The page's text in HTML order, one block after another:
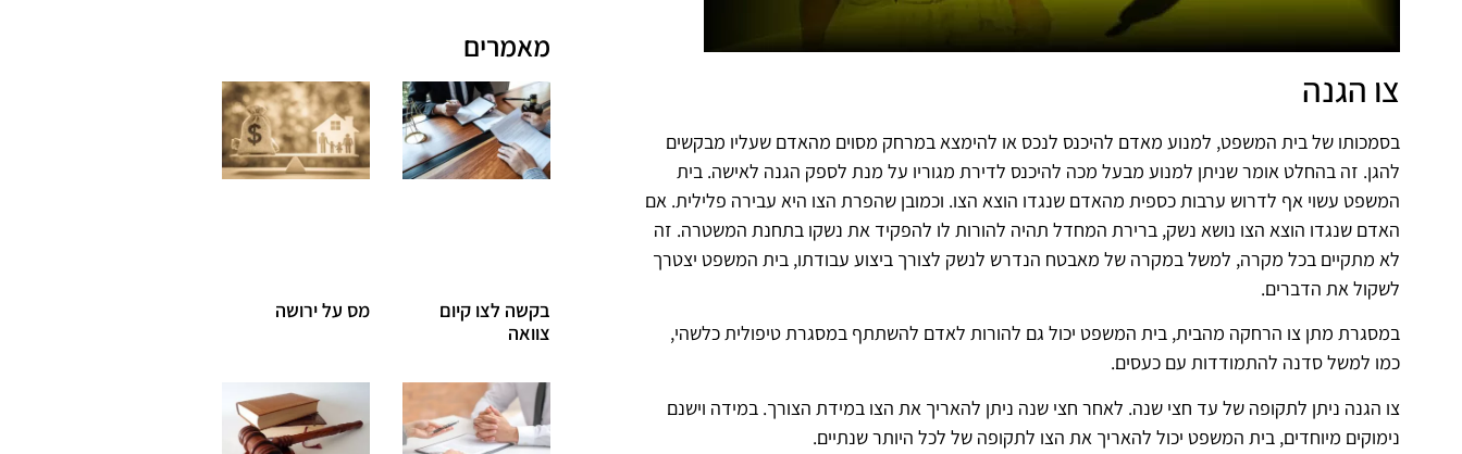
צו הגנה
בסמכותו של בית המשפט, למנוע מאדם להיכנס לנכס או להימצא במרחק מסוים מהאדם שעליו מבקשים
להגן. זה בהחלט אומר שניתן למנוע מבעל מכה להיכנס לדירת מגוריו על מנת לספק הגנה לאישה. בית
המשפט עשוי אף לדרוש ערבות כספית מהאדם שנגדו הוצא הצו. וכמובן שהפרת הצו היא עבירה פלילית. אם
האדם שנגדו הוצא הצו נושא נשק, ברירת המחדל תהיה להורות לו להפקיד את נשקו בתחנת המשטרה. זה
לא מתקיים בכל מקרה, למשל במקרה של מאבטח הנדרש לנשק לצורך ביצוע עבודתו, בית המשפט יצטרך
לשקול את הדברים.
במסגרת מתן צו הרחקה מהבית, בית המשפט יכול גם להורות לאדם להשתתף במסגרת טיפולית כלשהי,
כמו למשל סדנה להתמודדות עם כעסים.
צו הגנה ניתן לתקופה של עד חצי שנה. לאחר חצי שנה ניתן להאריך את הצו במידת הצורך. במידה וישנם
נימוקים מיוחדים, בית המשפט יכול להאריך את הצו לתקופה של לכל היותר שנתיים.
מאמרים
בקשה לצו קיום
צוואה
מס על ירושה